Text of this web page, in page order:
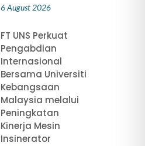
6 August 2026
FT UNS Perkuat
Pengabdian
Internasional
Bersama Universiti
Kebangsaan
Malaysia melalui
Peningkatan
Kinerja Mesin
Insinerator